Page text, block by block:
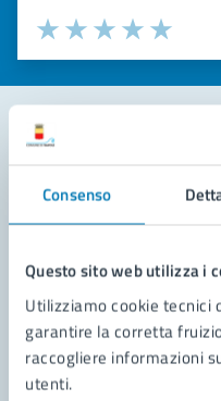
Consenso
Questo sito web utilizza i
Utilizziamo cookie tecnici
garantire la corretta
raccogliere informazioni
utenti.
Valuta la chiarezza delle
Seleziona il numero di
Valuta 5
Valuta 4
Valuta 3 stelle
Valuta 2 stelle su 5
Valuta 1 stelle su 5
Leggi le domande
Richiedi assistenza
Prenota
Problemi in città